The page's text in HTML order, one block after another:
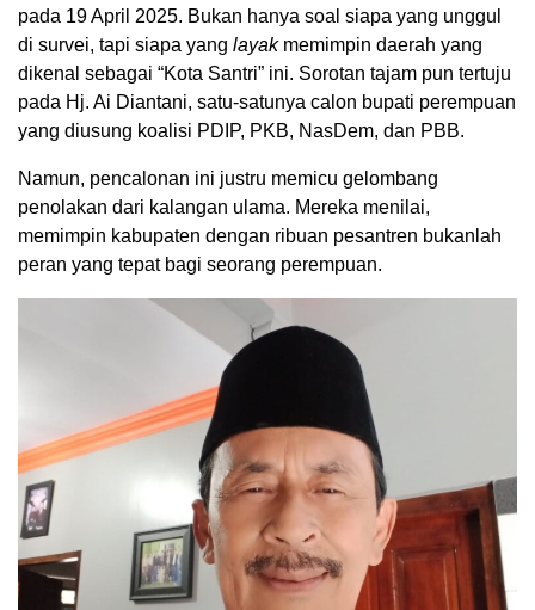
pada 19 April 2025. Bukan hanya soal siapa yang unggul
di survei, tapi siapa yang layakmemimpin daerah yang
dikenal sebagai “Kota Santri” ini. Sorotan tajam pun tertuju
pada Hj. Ai Diantani, satu-satunya calon bupati perempuan
yang diusung koalisi PDIP, PKB, NasDem, dan PBB.
Namun, pencalonan ini justru memicu gelombang
penolakan dari kalangan ulama. Mereka menilai,
memimpin kabupaten dengan ribuan pesantren bukanlah
peran yang tepat bagi seorang perempuan.